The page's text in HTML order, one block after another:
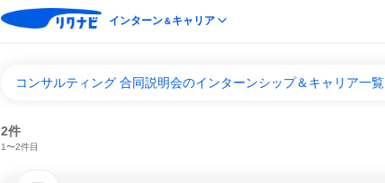
インターン＆キャリア
コンサルティング 合同説明会のインターンシップ＆キャリア一覧
2件
1〜2件目